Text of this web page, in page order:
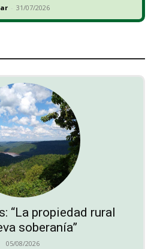
- 31/07/2026
“La propiedad rural
soberanía”
05/08/2026